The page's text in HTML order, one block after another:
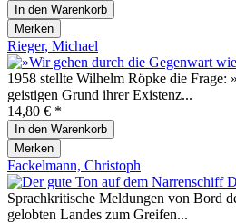
In den Warenkorb
Merken
Rieger, Michael
1958 stellte Wilhelm Röpke die Frage:
geistigen Grund ihrer Existenz...
14,80 € *
In den Warenkorb
Merken
Fackelmann, Christoph
Sprachkritische Meldungen von Bord
gelobten Landes zum Greifen...